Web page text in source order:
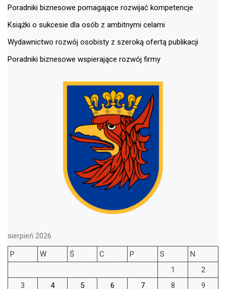
Poradniki biznesowe pomagające rozwijać kompetencje
Książki o sukcesie dla osób z ambitnymi celami
Wydawnictwo rozwój osobisty z szeroką ofertą publikacji
Poradniki biznesowe wspierające rozwój firmy
sierpień 2026
P
W Ś C P S
N
1
2
3
4 5 6 7 8 9